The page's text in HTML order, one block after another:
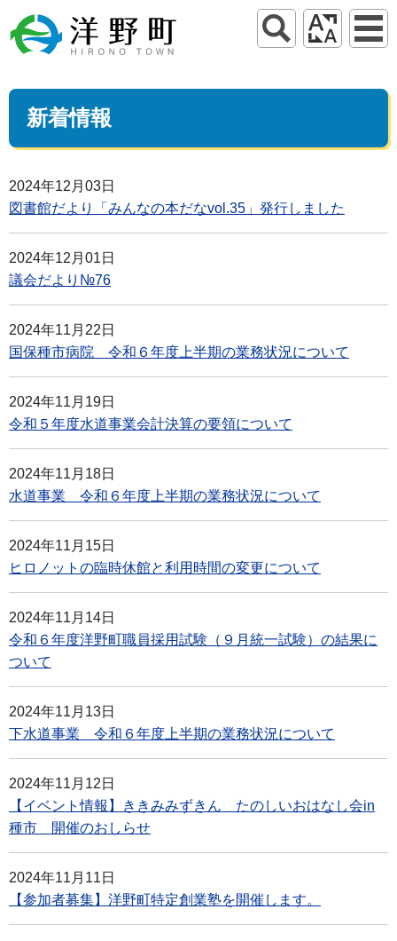
新着情報
2024年12月03日
図書館だより「みんなの本だなvol.35」発行しました
2024年12月01日
議会だより№76
2024年11月22日
国保種市病院 令和６年度上半期の業務状況について
2024年11月19日
令和５年度水道事業会計決算の要領について
2024年11月18日
水道事業 令和６年度上半期の業務状況について
2024年11月15日
ヒロノットの臨時休館と利用時間の変更について
2024年11月14日
令和６年度洋野町職員採用試験（９月統一試験）の結果に
ついて
2024年11月13日
下水道事業 令和６年度上半期の業務状況について
2024年11月12日
【イベント情報】ききみみずきん たのしいおはなし会in
種市 開催のおしらせ
2024年11月11日
【参加者募集】洋野町特定創業塾を開催します。